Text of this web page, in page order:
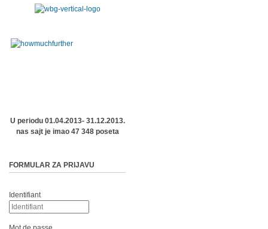
U periodu 01.04.2013- 31.12.2013.
nas sajt je imao 47 348 poseta
FORMULAR ZA PRIJAVU
Identifiant